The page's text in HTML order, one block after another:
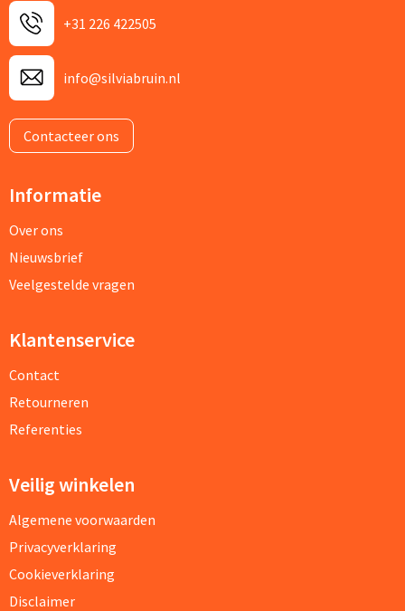
+31 226 422505
info@silviabruin.nl
Contacteer ons
Informatie
Over ons
Nieuwsbrief
Veelgestelde vragen
Klantenservice
Contact
Retourneren
Referenties
Veilig winkelen
Algemene voorwaarden
Privacyverklaring
Cookieverklaring
Disclaimer